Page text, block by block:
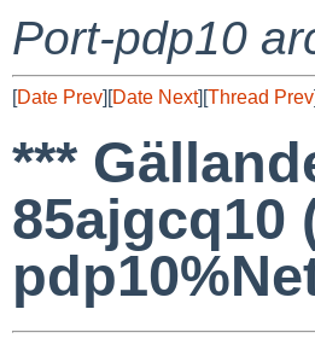
Port-pdp10
[Date Prev][Date Next][Thread Prev
***
85ajgcq10